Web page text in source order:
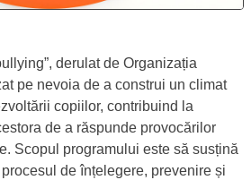
fără bullying”
derulat de Organizația
pe nevoia de a construi un climat
copiilor, contribuind la
de a răspunde provocărilor
Scopul programului este să susțină
de înțelegere, prevenire și